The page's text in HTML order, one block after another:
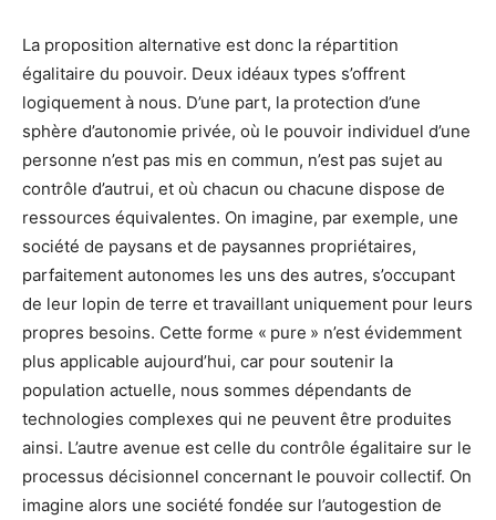
La proposition alternative est donc la répartition
égalitaire du pouvoir. Deux idéaux types s’offrent
logiquement à nous. D’une part, la protection d’une
sphère d’autonomie privée, où le pouvoir individuel d’une
personne n’est pas mis en commun, n’est pas sujet au
contrôle d’autrui, et où chacun ou chacune dispose de
ressources équivalentes. On imagine, par exemple, une
société de paysans et de paysannes propriétaires,
parfaitement autonomes les uns des autres, s’occupant
de leur lopin de terre et travaillant uniquement pour leurs
propres besoins. Cette forme « pure » n’est évidemment
plus applicable aujourd’hui, car pour soutenir la
population actuelle, nous sommes dépendants de
technologies complexes qui ne peuvent être produites
ainsi. L’autre avenue est celle du contrôle égalitaire sur le
processus décisionnel concernant le pouvoir collectif. On
imagine alors une société fondée sur l’autogestion de